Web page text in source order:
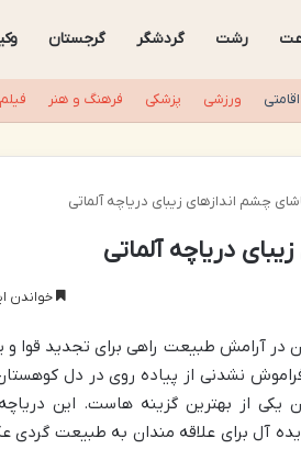
رشت گردشگر گرجستان
ورزشی پزشکی فرهنگ و هنر
چشم اندازهای زیبای دریاچه آلماتی
دریاچه آلماتی
خواندن این مطلب
در آرامش طبیعت راهی برای تجدید قوا و
نشدنی از پیاده روی در دل کوهستان
یکی از بهترین گزینه هاست. این
آل برای علاقه مندان به طبیعت